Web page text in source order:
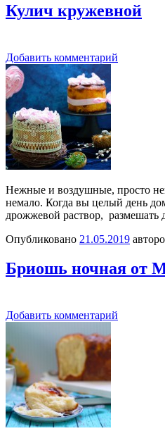
Кулич кружевной
Добавить комментарий
Нежные и воздушные, просто
немало. Когда вы целый день
дрожжевой раствор, размешать
Опубликовано 21.05.2019
Бриошь ночная от
Добавить комментарий